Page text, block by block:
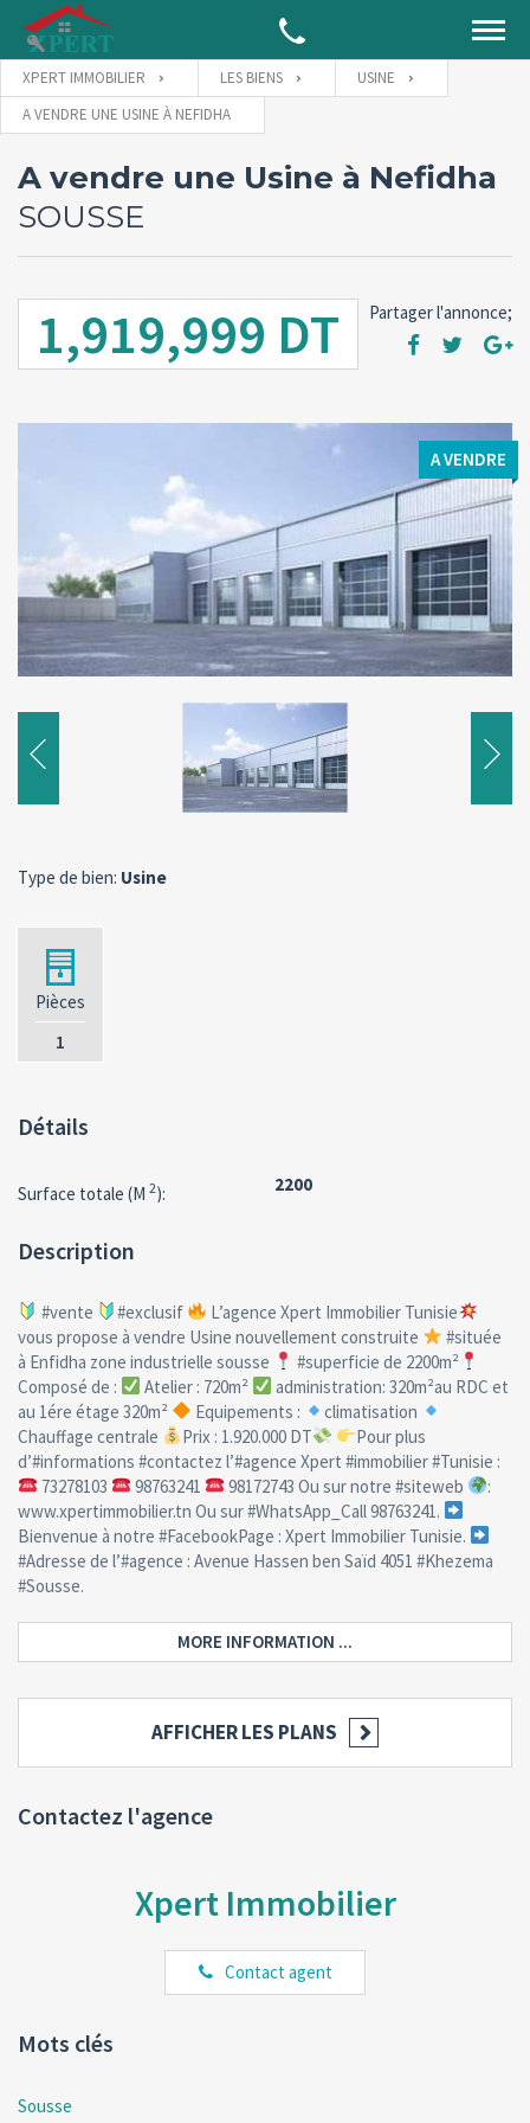
XPERT IMMOBILIER LES BIENS
USINE
A VENDRE UNE USINE À NEFIDHA
A vendre une Usine à Nefidha
SOUSSE
1,919,999 DT Partager l'annonce;
A VENDRE
Type de bien: Usine
Pièces
1
Détails
Surface totale (M 2): 2200
Description
#vente #exclusif
L’agence Xpert Immobilier Tunisie
vous propose à vendre Usine nouvellement construite
#située
à Enfidha zone industrielle sousse
#superficie de 2200m²
Composé de :
Atelier : 720m²
administration: 320m²au RDC et
au 1ére étage 320m²
Equipements :
climatisation
Chauffage centrale
Prix : 1.920.000 DT
Pour plus
d’#informations #contactez l’#agence Xpert #immobilier #Tunisie :
73278103
98763241 98172743 Ou sur notre #siteweb
:
www.xpertimmobilier.tn Ou sur #WhatsApp_Call 98763241.
Bienvenue à notre #FacebookPage : Xpert Immobilier Tunisie.
#Adresse de l’#agence : Avenue Hassen ben Saïd 4051 #Khezema
#Sousse.
MORE INFORMATION ...
AFFICHER LES PLANS
Contactez l'agence
Xpert Immobilier
Contact agent
Mots clés
Sousse